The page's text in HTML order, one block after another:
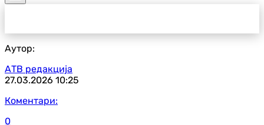
Аутор:
АТВ редакција
27.03.2026 10:25
Коментари:
0